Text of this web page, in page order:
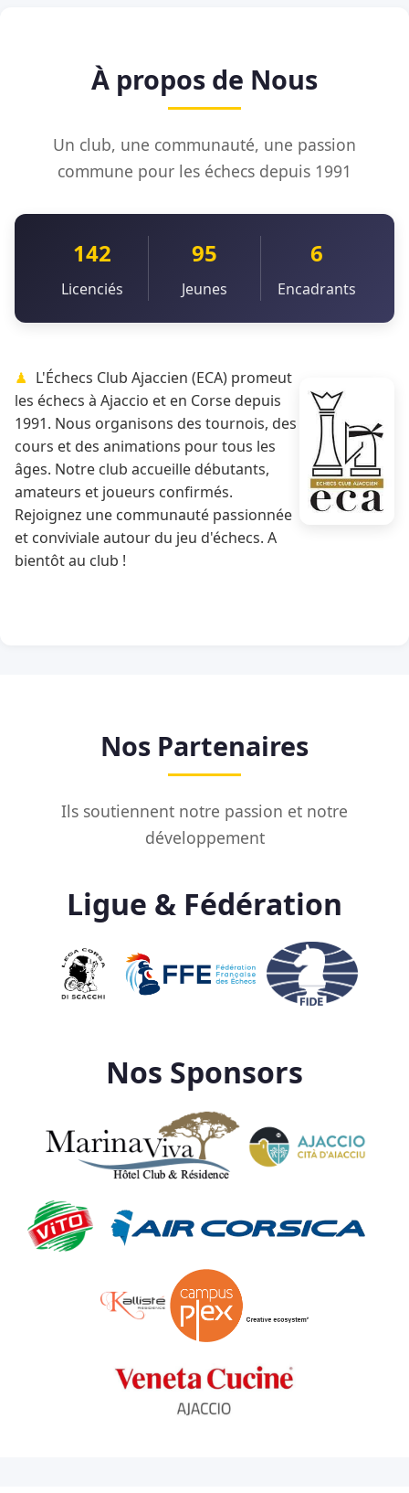
À propos de Nous
Un club, une communauté, une passion
commune pour les échecs depuis 1991
142
Licenciés
95
Jeunes
6
Encadrants
L'Échecs Club Ajaccien (ECA) promeut
les échecs à Ajaccio et en Corse depuis
1991. Nous organisons des tournois, des
cours et des animations pour tous les
âges. Notre club accueille débutants,
amateurs et joueurs confirmés.
Rejoignez une communauté passionnée
et conviviale autour du jeu d'échecs. A
bientôt au club !
Nos Partenaires
Ils soutiennent notre passion et notre
développement
Ligue & Fédération
Nos Sponsors